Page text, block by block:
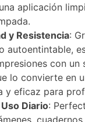
aplicación
y Resistencia:
autoentintable,
con
lo convierte en
y eficaz para
Diario: